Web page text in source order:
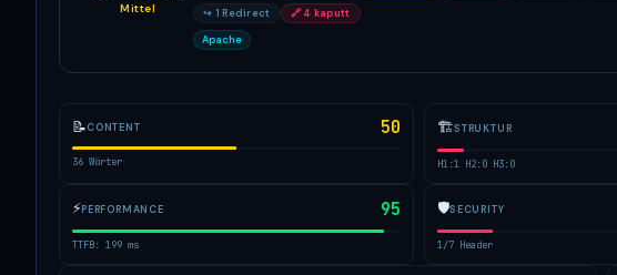
Mittel ↪ 1 Redirect
🔗 4 kaputt
Apache
📝CONTENT 50
36 Wörter
🏗STRUKTUR
H1:1 H2:0 H3:0
⚡PERFORMANCE 95
TTFB: 199 ms
🛡SECURITY
1/7 Header